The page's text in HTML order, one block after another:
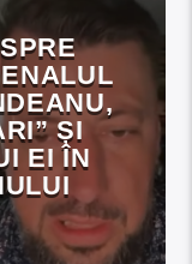
ȘI
EI ÎN